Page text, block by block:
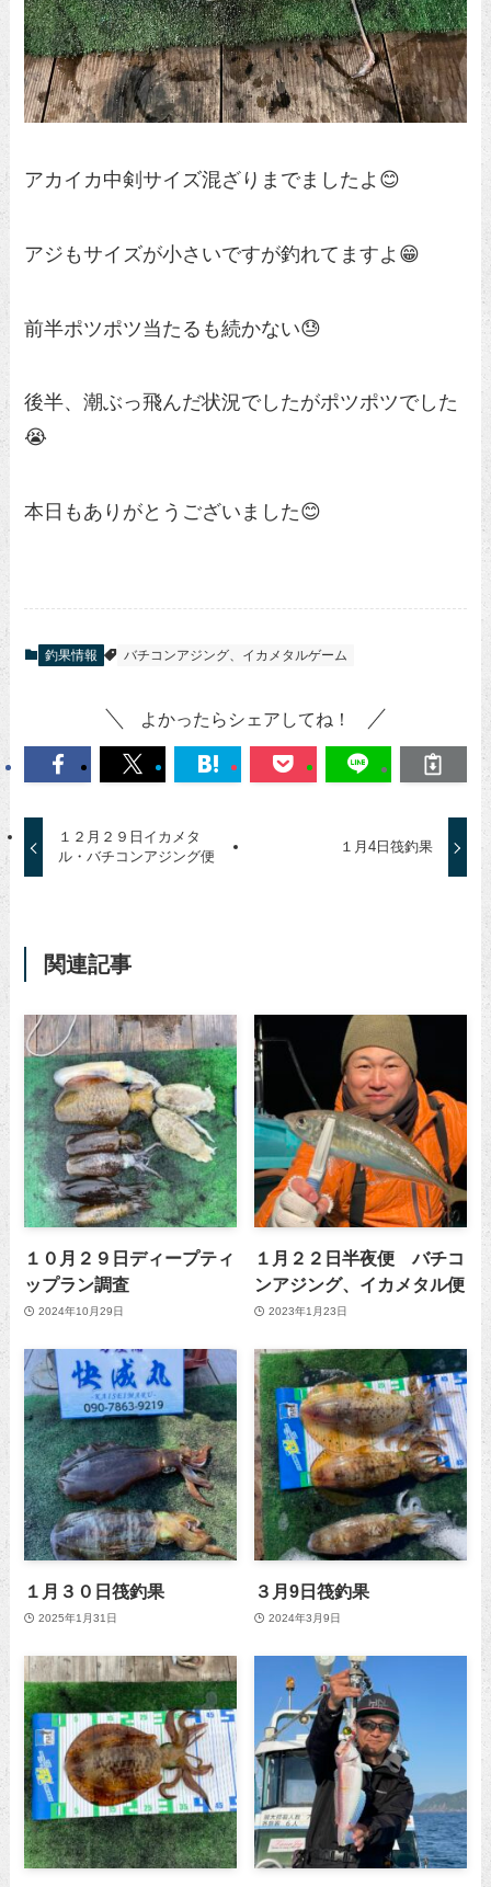
アカイカ中剣サイズ混ざりまでましたよ😊
アジもサイズが小さいですが釣れてますよ😁
前半ポツポツ当たるも続かない😓
後半、潮ぶっ飛んだ状況でしたがポツポツでした
😭
本日もありがとうございました😊
釣果情報 バチコンアジング、イカメタルゲーム
よかったらシェアしてね！
１２月２９日イカメタ
ル・バチコンアジング便
１月4日筏釣果
関連記事
１０月２９日ディープティ
ップラン調査
2024年10月29日
１月２２日半夜便 バチコ
ンアジング、イカメタル便
2023年1月23日
１月３０日筏釣果
2025年1月31日
３月9日筏釣果
2024年3月9日